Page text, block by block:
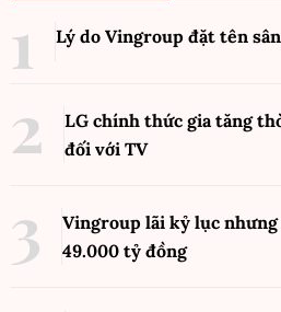
Lý do Vingroup đặt tên
LG chính thức gia tăng
đối với TV
Vingroup lãi kỷ lục nhưng
49.000 tỷ đồng